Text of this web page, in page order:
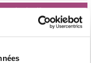
inclusifs